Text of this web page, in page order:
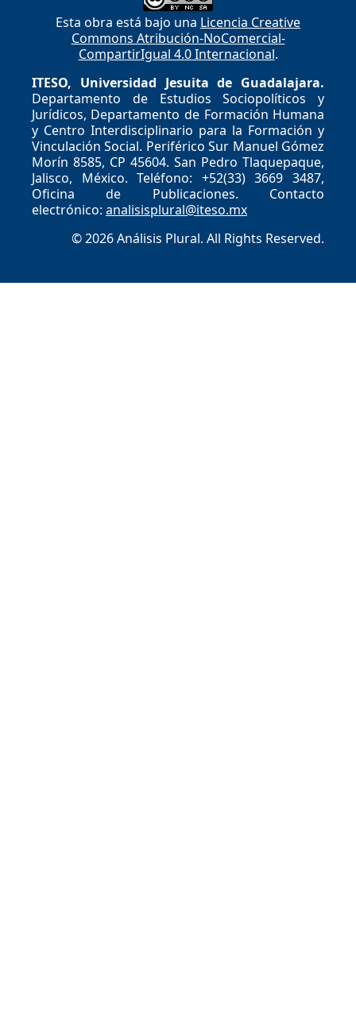
Esta obra está bajo una Licencia Creative
Commons Atribución-NoComercial-
CompartirIgual 4.0 Internacional.
ITESO, Universidad Jesuita de Guadalajara.
Departamento de Estudios Sociopolíticos y
Jurídicos, Departamento de Formación Humana
y Centro Interdisciplinario para la Formación y
Vinculación Social. Periférico Sur Manuel Gómez
Morín 8585, CP 45604. San Pedro Tlaquepaque,
Jalisco, México. Teléfono: +52(33) 3669 3487,
Oficina de Publicaciones. Contacto
electrónico: analisisplural@iteso.mx
© 2026 Análisis Plural. All Rights Reserved.